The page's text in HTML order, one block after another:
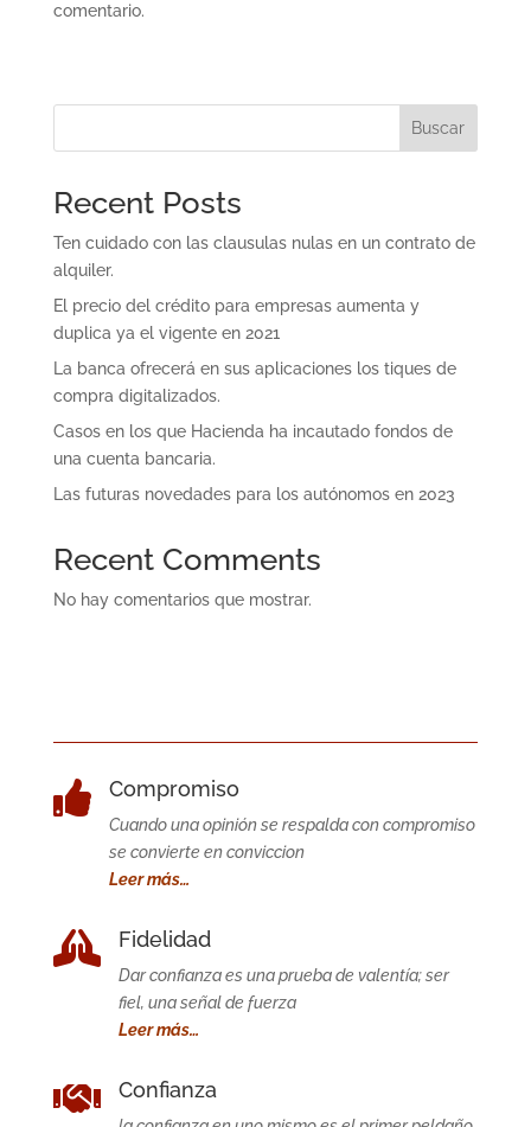
comentario.
Buscar
Recent Posts
Ten cuidado con las clausulas nulas en un contrato de
alquiler.
El precio del crédito para empresas aumenta y
duplica ya el vigente en 2021
La banca ofrecerá en sus aplicaciones los tiques de
compra digitalizados.
Casos en los que Hacienda ha incautado fondos de
una cuenta bancaria.
Las futuras novedades para los autónomos en 2023
Recent Comments
No hay comentarios que mostrar.
 Compromiso
Cuando una opinión se respalda con compromiso
se convierte en conviccion
Leer más…
 Fidelidad
Dar confianza es una prueba de valentía; ser
fiel, una señal de fuerza
Leer más…
 Confianza